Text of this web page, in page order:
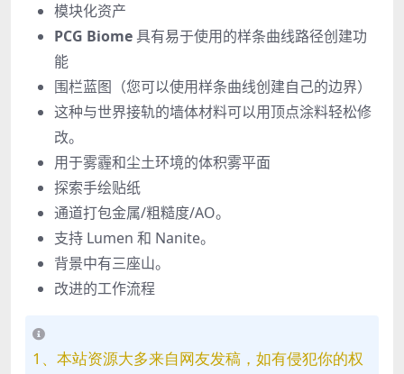
模块化资产
PCG Biome具有易于使用的样条曲线路径创建功
能
围栏蓝图（您可以使用样条曲线创建自己的边界）
这种与世界接轨的墙体材料可以用顶点涂料轻松修
改。
用于雾霾和尘土环境的体积雾平面
探索手绘贴纸
通道打包金属/粗糙度/AO。
支持 Lumen 和 Nanite。
背景中有三座山。
改进的工作流程
1、本站资源大多来自网友发稿，如有侵犯你的权